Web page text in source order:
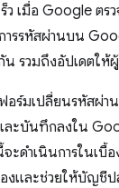
ร็ว เมื่อ Google ต
ารรหัสผ่านบน
รวมถึงอัปเดตให้
ร์มเปลี่ยนรหัสผ่าน
ะบันทึกลงใน
ะดำเนินการในเบื้
งและช่วยให้บัญชี